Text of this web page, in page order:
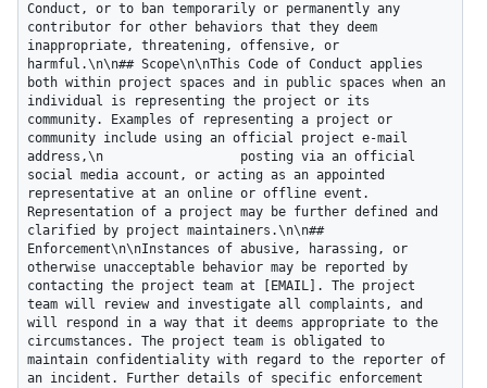
Conduct, or to ban temporarily or permanently any
contributor for other behaviors that they deem
inappropriate, threatening, offensive, or
harmful.\n\n## Scope\n\nThis Code of Conduct applies
both within project spaces and in public spaces when an
individual is representing the project or its
community. Examples of representing a project or
community include using an official project e-mail
address,\n                  posting via an official
social media account, or acting as an appointed
representative at an online or offline event.
Representation of a project may be further defined and
clarified by project maintainers.\n\n##
Enforcement\n\nInstances of abusive, harassing, or
otherwise unacceptable behavior may be reported by
contacting the project team at [EMAIL]. The project
team will review and investigate all complaints, and
will respond in a way that it deems appropriate to the
circumstances. The project team is obligated to
maintain confidentiality with regard to the reporter of
an incident. Further details of specific enforcement